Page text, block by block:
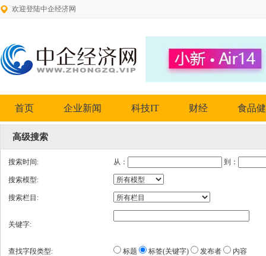
欢迎登陆中企经济网
首页 企业新闻 科技IT 财经 食品
高级搜索
搜索时间: 从： 到：
搜索模型:
搜索栏目:
关键字:
查找字段类型: 标题 标签(关键字) 发布者 内容